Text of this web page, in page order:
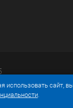
ул.
использовать сайт,
.